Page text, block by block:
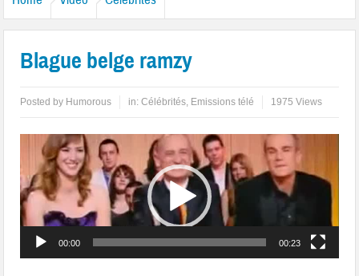
Blague belge ramzy
Posted by Humorous in:Célébrités, Emissions télé 1975 Views
Lecteur
vidéo
00:00 00:23